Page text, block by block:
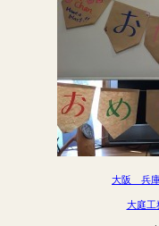
大阪 兵
大庭工